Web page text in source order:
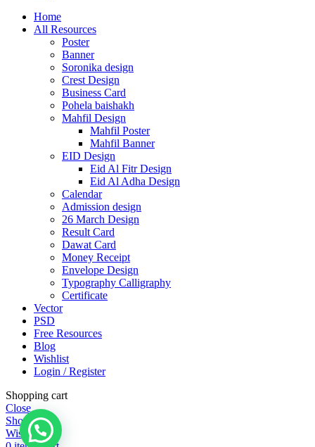
Home
All Resources
Poster
Banner
Soronika design
Crest Design
Business Card
Pohela baishakh
Mahfil Design
Mahfil Poster
Mahfil Banner
EID Design
Eid Al Fitr Design
Eid Al Adha Design
Calendar
Admission design
26 March Design
Result Card
Dawat Card
Money Receipt
Envelope Design
Typography Calligraphy
Certificate
Vector
PSD
Free Resources
Blog
Wishlist
Login / Register
Shopping cart
Close
Shop
Wishlist